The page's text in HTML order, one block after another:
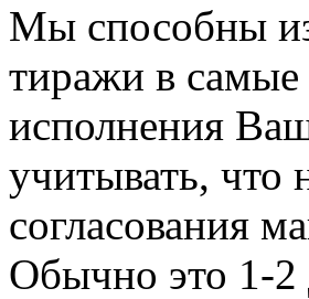
Мы способны
тиражи в самые
исполнения
учитывать, что
согласования
Обычно это 1-2